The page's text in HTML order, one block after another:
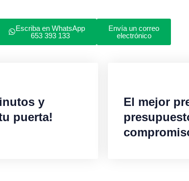
Escriba en WhatsApp
653 393 133
Envía un correo
electrónico
y
puerta!
El mejor